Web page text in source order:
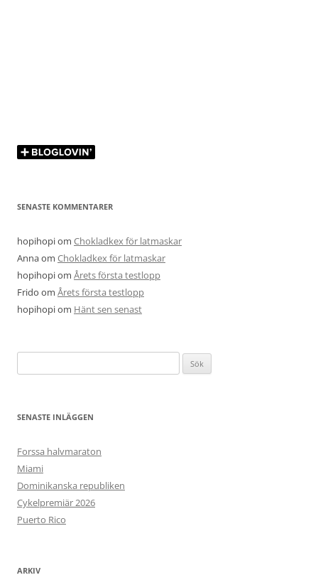
SENASTE KOMMENTARER
hopihopiom Chokladkex för latmaskar
Annaom Chokladkex för latmaskar
hopihopiom Årets första testlopp
Frido om Årets första testlopp
hopihopiom Hänt sen senast
efter:
SENASTE INLÄGGEN
Forssa halvmaraton
Miami
Dominikanska republiken
Cykelpremiär 2026
Puerto Rico
ARKIV